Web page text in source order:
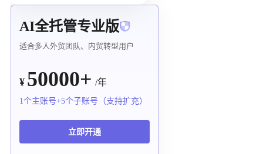
AI全托管专业版
适合多人外贸团队、内贸转型用户
¥ 50000+ /年
1个主账号+5个子账号（支持扩充）
立即开通